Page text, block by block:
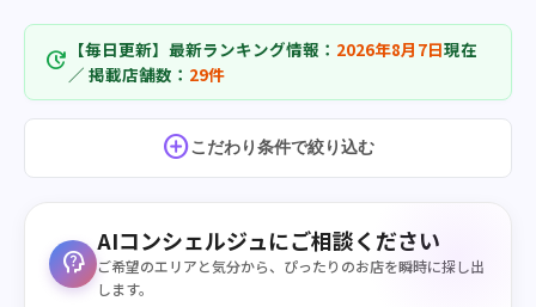
update 【毎日更新】最新ランキング情報： 2026年8月7日現在
／ 掲載店舗数： 29件
add_circleこだわり条件で絞り込む
psychology_alt
AIコンシェルジュにご相談ください
ご希望のエリアと気分から、ぴったりのお店を瞬時に探し出
します。